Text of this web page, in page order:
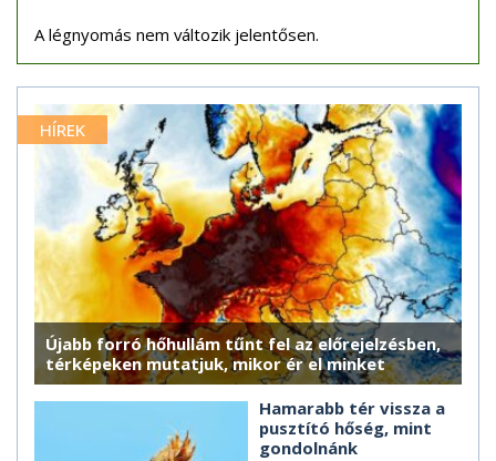
A légnyomás nem változik jelentősen.
HÍREK
Újabb forró hőhullám tűnt fel az előrejelzésben,
térképeken mutatjuk, mikor ér el minket
Hamarabb tér vissza a
pusztító hőség, mint
gondolnánk